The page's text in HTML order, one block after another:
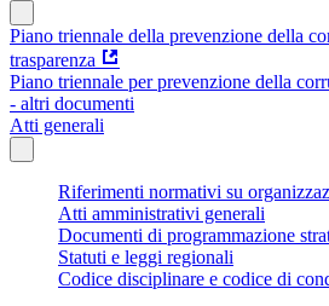
Piano triennale della prevenzione della
trasparenza
Piano triennale per prevenzione della
- altri documenti
Atti generali
Riferimenti normativi su
Atti amministrativi generali
Documenti di programmazione
Statuti e leggi regionali
Codice disciplinare e codice di